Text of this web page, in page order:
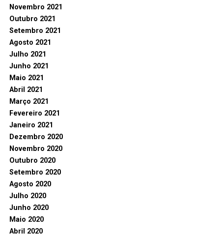
Novembro 2021
Outubro 2021
Setembro 2021
Agosto 2021
Julho 2021
Junho 2021
Maio 2021
Abril 2021
Março 2021
Fevereiro 2021
Janeiro 2021
Dezembro 2020
Novembro 2020
Outubro 2020
Setembro 2020
Agosto 2020
Julho 2020
Junho 2020
Maio 2020
Abril 2020